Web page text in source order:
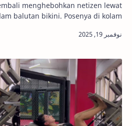
menghebohkan netizen lewat
balutan bikini. Posenya di kolam